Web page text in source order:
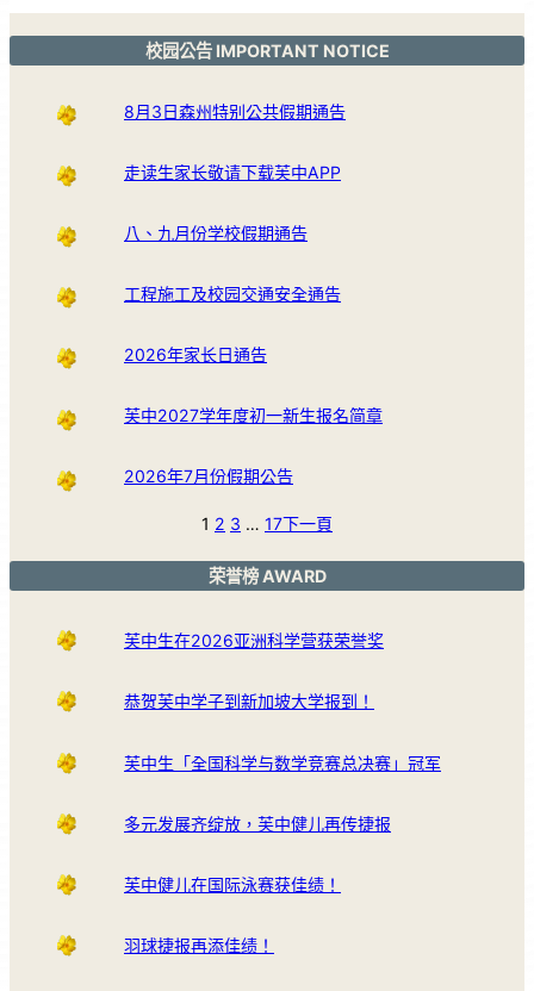
校园公告 IMPORTANT NOTICE
8月3日森州特别公共假期通告
走读生家长敬请下载芙中APP
八、九月份学校假期通告
工程施工及校园交通安全通告
2026年家长日通告
芙中2027学年度初一新生报名简章
2026年7月份假期公告
1 2 3 … 17下一頁
荣誉榜 AWARD
芙中生在2026亚洲科学营获荣誉奖
恭贺芙中学子到新加坡大学报到！
芙中生「全国科学与数学竞赛总决赛」冠军
多元发展齐绽放，芙中健儿再传捷报
芙中健儿在国际泳赛获佳绩！
羽球捷报再添佳绩！